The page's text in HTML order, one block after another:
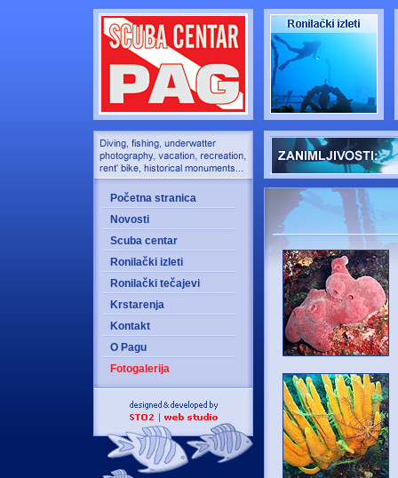
Početna stranica
Novosti
Scuba centar
Ronilački izleti
Ronilački tečajevi
Krstarenja
Kontakt
O Pagu
Fotogalerija